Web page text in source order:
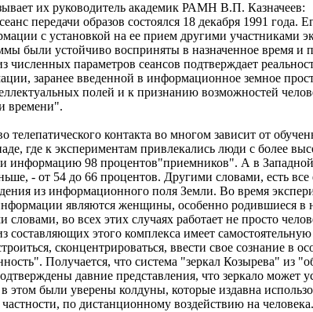
их руководитель академик РАМН В.П. Казначеев:
передачи образов состоялся 18 декабря 1991 года.
с установкой на ее прием другими участниками
были устойчиво восприняты в назначенное время и
параметров сеансов подтверждает
заранее введенной в информационное земное
полей и к признанию возможностей
времени".
телепатического контакта во многом зависит от
где к экспериментам привлекались люди с более
информацию 98 процентов"приемников". А в
- от 54 до 66 процентов. Другими словами, есть все
из информационного поля Земли. Во время
являются женщины, особенно родившиеся в
во всех этих случаях работает не просто
составляющих этого комплекса имеет
сконцентрироваться, ввести свое сознание в
Получается, что система "зеркал Козырева" из
давние представления, что зеркало может
были уверены колдуны, которые издавна
по дистанционному воздействию на человека.